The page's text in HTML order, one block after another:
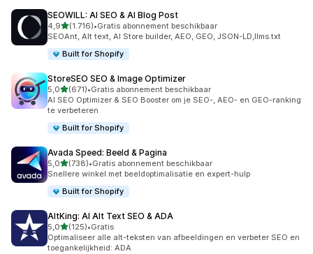
SEOWILL: AI SEO & AI Blog Post
4,9van 5 sterren
(1.716)
1716 recensies in totaal
•Gratis abonnement beschikbaar
SEOAnt, Alt text, AI Store builder, AEO, GEO, JSON-LD,llms.txt
Built for Shopify
StoreSEO SEO & Image Optimizer
5,0van 5 sterren
(671)
671 recensies in totaal
•Gratis abonnement beschikbaar
AI SEO Optimizer & SEO Booster om je SEO-, AEO- en GEO-ranking
te verbeteren
Built for Shopify
Avada Speed: Beeld & Pagina
5,0van 5 sterren
(738)
738 recensies in totaal
•Gratis abonnement beschikbaar
Snellere winkel met beeldoptimalisatie en expert-hulp
Built for Shopify
AltKing: AI Alt Text SEO & ADA
5,0van 5 sterren
(125)
125 recensies in totaal
•Gratis
Optimaliseer alle alt-teksten van afbeeldingen en verbeter SEO en
toegankelijkheid: ADA